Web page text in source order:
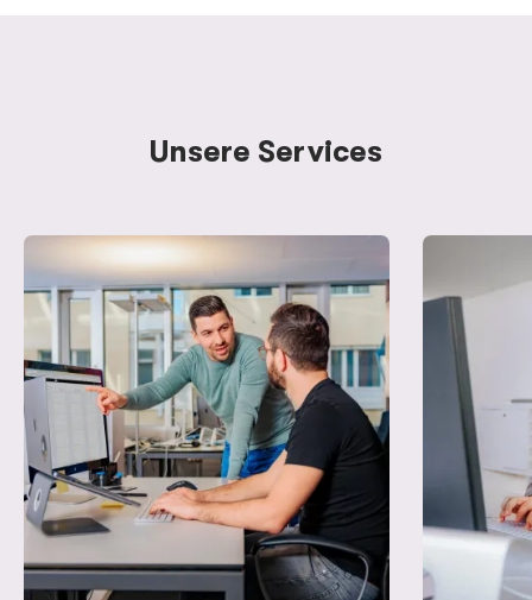
Unsere Services